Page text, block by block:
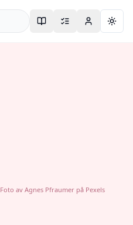
Foto av Agnes Pfraumerpå Pexels